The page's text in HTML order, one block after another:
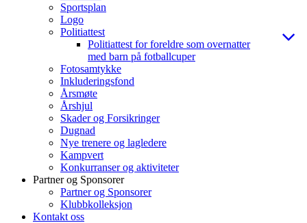
Sportsplan
Logo
Politiattest
Politiattest for foreldre som overnatter
med barn på fotballcuper
Fotosamtykke
Inkluderingsfond
Årsmøte
Årshjul
Skader og Forsikringer
Dugnad
Nye trenere og lagledere
Kampvert
Konkurranser og aktiviteter
Partner og Sponsorer
Partner og Sponsorer
Klubbkolleksjon
Kontakt oss